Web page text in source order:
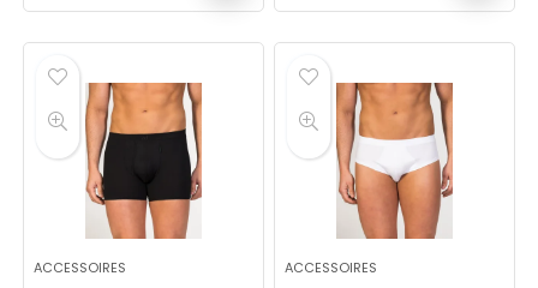
ACCESSOIRES ACCESSOIRES